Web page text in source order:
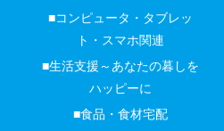
■コンピュータ・タブレッ
ト・スマホ関連
■生活支援～あなたの暮しを
ハッピーに
■食品・食材宅配